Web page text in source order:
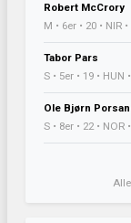
Robert McCrory
M • 6er • 20 • NIR
Tabor Pars
S • 5er • 19 • HUN
Ole Bjørn
S • 8er • 22 • NOR